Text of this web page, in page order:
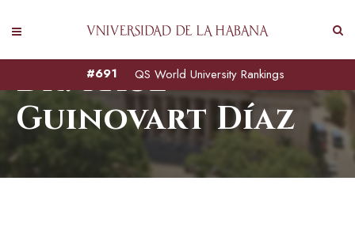
QS World University Rankings
#691
Dr. Raúl
Guinovart Díaz